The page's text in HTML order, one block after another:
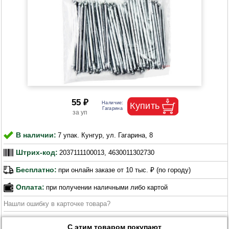
55 ₽
В наличии: 7 упак. Кунгур, ул. Гагарина, 8
Штрих-код: 2037111100013, 4630011302730
Бесплатно: при онлайн заказе от 10 тыс. ₽ (по городу)
Оплата: при получении наличными либо картой
Нашли ошибку в карточке товара?
С этим товаром покупают